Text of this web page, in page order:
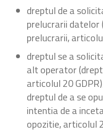
dreptul de a
prelucrarii
prelucrarii,
dreptul se a
alt operator
articolul 20
dreptul de a se
intentia de a
opozitie, articolul